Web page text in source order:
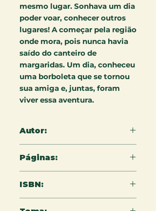
mesmo lugar. Sonhava um dia
poder voar, conhecer outros
lugares! A começar pela região
onde mora, pois nunca havia
saído do canteiro de
margaridas. Um dia, conheceu
uma borboleta que se tornou
sua amiga e, juntas, foram
viver essa aventura.
Autor:
Páginas:
ISBN: